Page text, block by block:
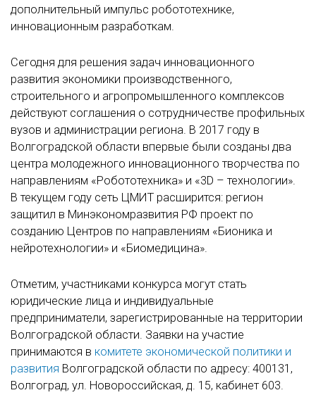
дополнительный импульс робототехнике,
инновационным разработкам.
Сегодня для решения задач инновационного
развития экономики производственного,
строительного и агропромышленного комплексов
действуют соглашения о сотрудничестве профильных
вузов и администрации региона. В 2017 году в
Волгоградской области впервые были созданы два
центра молодежного инновационного творчества по
направлениям «Робототехника» и «3D – технологии».
В текущем году сеть ЦМИТ расширится: регион
защитил в Минэкономразвития РФ проект по
созданию Центров по направлениям «Бионика и
нейротехнологии» и «Биомедицина».
Отметим, участниками конкурса могут стать
юридические лица и индивидуальные
предприниматели, зарегистрированные на территории
Волгоградской области. Заявки на участие
принимаются в комитете экономической политики и
развития Волгоградской области по адресу: 400131,
Волгоград, ул. Новороссийская, д. 15, кабинет 603.